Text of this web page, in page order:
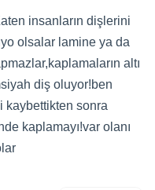
insanların dişlerini
olsalar lamine ya da
altı
diş oluyor!ben
kaybettikten sonra
kaplamayı!var olanı